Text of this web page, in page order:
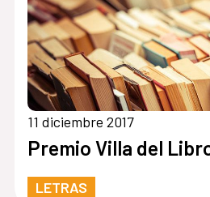
11 diciembre 2017
Premio Villa del
LETRAS